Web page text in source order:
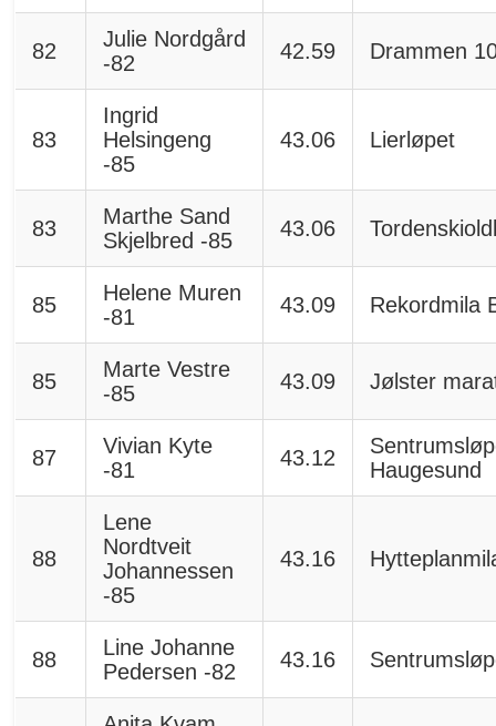
82
Julie Nordgård
-82
42.59 Drammen
83
Ingrid
Helsingeng
-85
43.06 Lierløpet
83
Marthe Sand
Skjelbred -85
43.06
85
Helene Muren
-81
43.09 Rekordmila
85
Marte Vestre
-85
43.09 Jølster
87
Vivian Kyte
-81
43.12
Haugesund
88
Lene
Nordtveit
Johannessen
-85
43.16
88
Line Johanne
Pedersen -82
43.16